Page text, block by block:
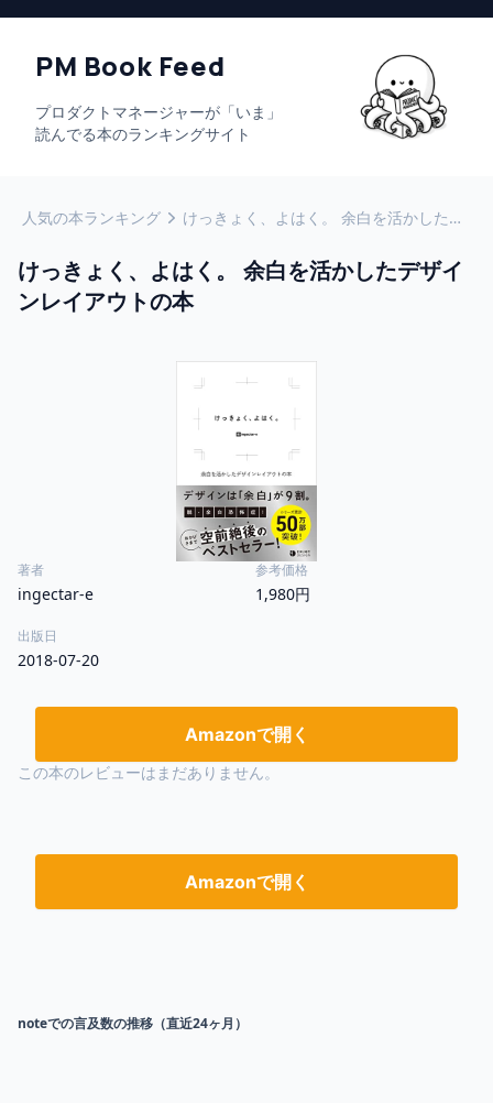
PM Book Feed
プロダクトマネージャーが「いま」
読んでる本のランキングサイト
人気の本ランキング けっきょく、よはく。 余白を活かしたデザインレイアウトの本
けっきょく、よはく。 余白を活かしたデザイ
ンレイアウトの本
著者
ingectar-e
参考価格
1,980円
出版日
2018-07-20
Amazonで開く
この本のレビューはまだありません。
Amazonで開く
noteでの言及数の推移（直近24ヶ月）